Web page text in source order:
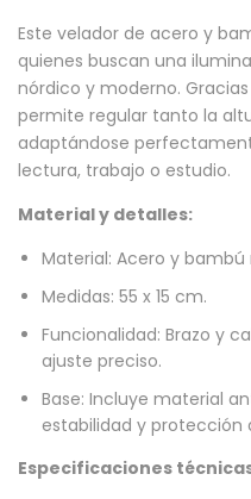
Este velador de acero y
quienes buscan una
nórdico y moderno.
permite regular tanto la
adaptándose
lectura, trabajo o estudio.
Material y detalles:
Material: Acero y bambú
Medidas: 55 x 15 cm.
Funcionalidad: Brazo y
ajuste preciso.
Base: Incluye material
estabilidad y protección
Especificaciones